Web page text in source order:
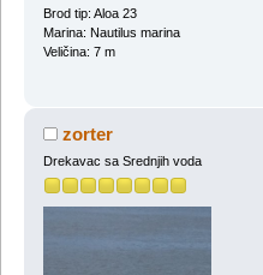
Brod tip: Aloa 23
Marina: Nautilus marina
Veličina: 7 m
zorter
Drekavac sa Srednjih voda